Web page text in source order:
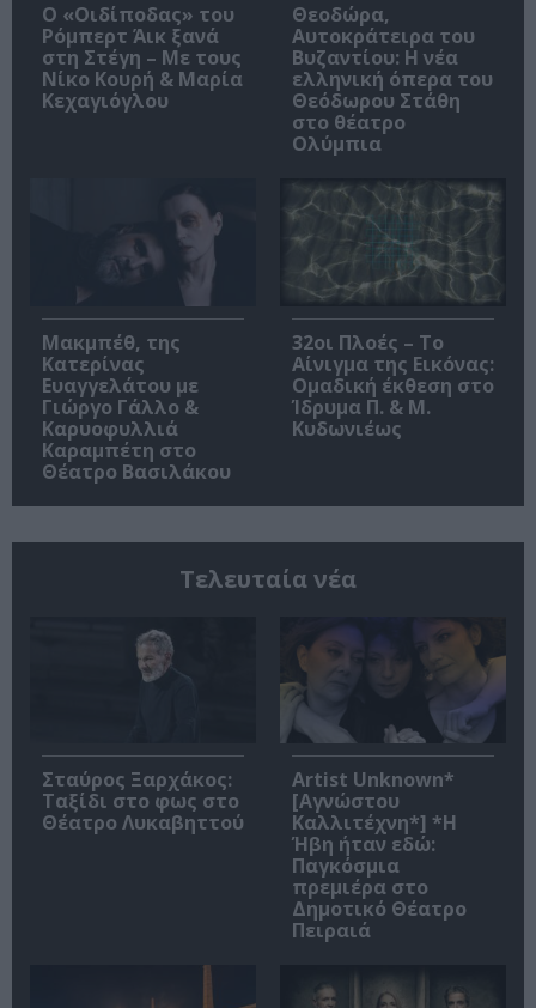
O «Οιδίποδας» του
Ρόμπερτ Άικ ξανά
στη Στέγη – Με τους
Νίκο Κουρή & Μαρία
Κεχαγιόγλου
Θεοδώρα,
Αυτοκράτειρα του
Βυζαντίου: Η νέα
ελληνική όπερα του
Θεόδωρου Στάθη
στο θέατρο
Ολύμπια
Μακμπέθ, της
Κατερίνας
Ευαγγελάτου με
Γιώργο Γάλλο &
Καρυοφυλλιά
Καραμπέτη στο
Θέατρο Βασιλάκου
32οι Πλοές – Το
Αίνιγμα της Εικόνας:
Ομαδική έκθεση στο
Ίδρυμα Π. & Μ.
Κυδωνιέως
Τελευταία νέα
Σταύρος Ξαρχάκος:
Ταξίδι στο φως στο
Θέατρο Λυκαβηττού
Artist Unknown*
[Αγνώστου
Καλλιτέχνη*] *Η
Ήβη ήταν εδώ:
Παγκόσμια
πρεμιέρα στο
Δημοτικό Θέατρο
Πειραιά